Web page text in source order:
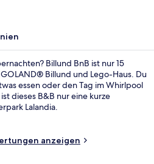
Billund BnB ist nur 15
Billund und Lego-Haus. Du
essen oder den Tag im Whirlpool
dieses B&B nur eine kurze
Lalandia.
anzeigen